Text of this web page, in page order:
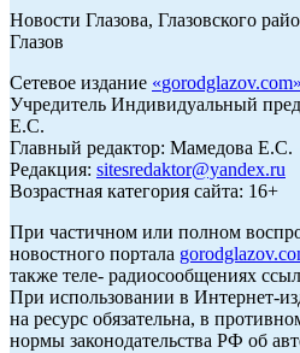
Новости Глазова, Глазовского
Глазов
Сетевое издание «gorodglazov.com»
Учредитель Индивидуальный
Е.С.
Главный редактор: Мамедова Е.С.
Редакция: sitesredaktor@yandex.ru
Возрастная категория сайта: 16+
При частичном или полном
новостного портала
также теле- радиосообщениях
При использовании в Интернет-
на ресурс обязательна, в
нормы законодательства РФ об